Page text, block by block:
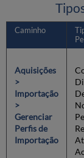
Importação:
Informações
Acervo
um
de
Digital:
Informações
de
Caminho
Aquisições
>
Importação
>
Gerenciar
Perfis de
Importação